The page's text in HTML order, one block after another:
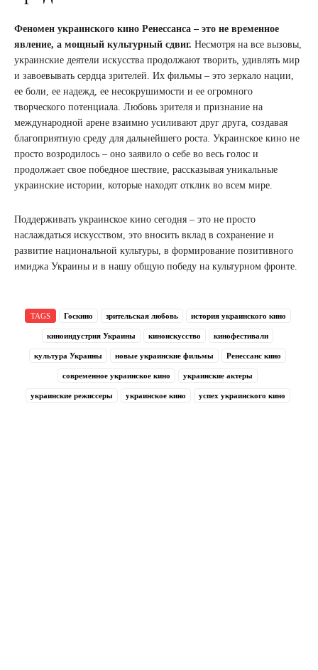
Феномен украинского кино Ренессанса – это не временное
явление, а мощный культурный сдвиг. Несмотря на все вызовы,
украинские деятели искусства продолжают творить, удивлять мир
и завоевывать сердца зрителей. Их фильмы – это зеркало нации,
ее боли, ее надежд, ее несокрушимости и ее огромного
творческого потенциала. Любовь зрителя и признание на
международной арене взаимно усиливают друг друга, создавая
благоприятную среду для дальнейшего роста. Украинское кино не
просто возродилось – оно заявило о себе во весь голос и
продолжает свое победное шествие, рассказывая уникальные
украинские истории, которые находят отклик во всем мире.
Поддерживать украинское кино сегодня – это не просто
наслаждаться искусством, это вносить вклад в сохранение и
развитие национальной культуры, в формирование позитивного
имиджа Украины и в нашу общую победу на культурном фронте.
TAGS Госкино зрительская любовь история украинского кино
киноиндустрия Украины киноискусство кинофестивали
культура Украины новые украинские фильмы Ренессанс кино
современное украинское кино украинские актеры
украинские режиссеры украинское кино успех украинского кино